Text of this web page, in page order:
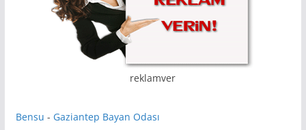
reklamver
Bensu - Gaziantep Bayan Odası